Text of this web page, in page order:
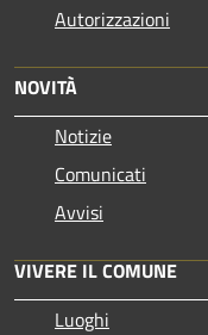
Autorizzazioni
NOVITÀ
Notizie
Comunicati
Avvisi
VIVERE IL COMUNE
Luoghi